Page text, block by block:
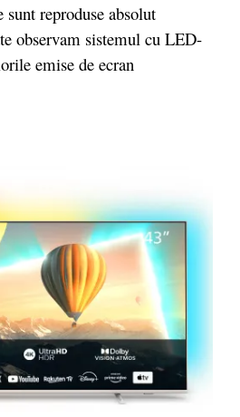
reproduse absolut
observam sistemul cu LED-
emise de ecran